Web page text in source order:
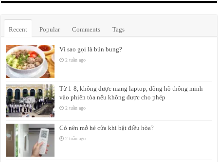
Recent Popular Comments Tags
Vì sao gọi là bún bung?
2 tuần ago
Từ 1-8, không được mang laptop, đồng hồ thông minh
vào phiên tòa nếu không được cho phép
2 tuần ago
Có nên mở hé cửa khi bật điều hòa?
2 tuần ago